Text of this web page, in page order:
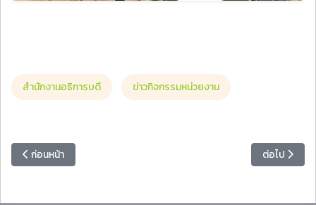
สำนักงานอธิการบดี ข่าวกิจกรรมหน่วยงาน
เนื้อหาก่อนหน้า: วิทยาลัยมวยไทยศึกษาและการแพทย์แผนไทย ร่วมสักการ
ก่อนหน้า เนื้อหาถัดไป
ต่อไป